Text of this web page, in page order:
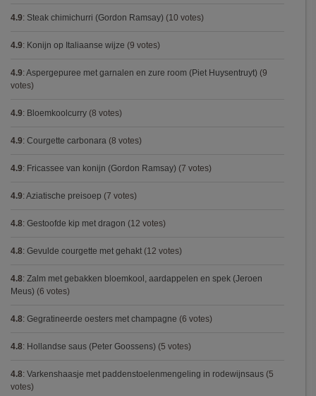
4.9: Steak chimichurri (Gordon Ramsay) (10 votes)
4.9: Konijn op Italiaanse wijze (9 votes)
4.9: Aspergepuree met garnalen en zure room (Piet Huysentruyt) (9
votes)
4.9: Bloemkoolcurry (8 votes)
4.9: Courgette carbonara (8 votes)
4.9: Fricassee van konijn (Gordon Ramsay) (7 votes)
4.9: Aziatische preisoep (7 votes)
4.8: Gestoofde kip met dragon (12 votes)
4.8: Gevulde courgette met gehakt (12 votes)
4.8: Zalm met gebakken bloemkool, aardappelen en spek (Jeroen
Meus) (6 votes)
4.8: Gegratineerde oesters met champagne (6 votes)
4.8: Hollandse saus (Peter Goossens) (5 votes)
4.8: Varkenshaasje met paddenstoelenmengeling in rodewijnsaus (5
votes)